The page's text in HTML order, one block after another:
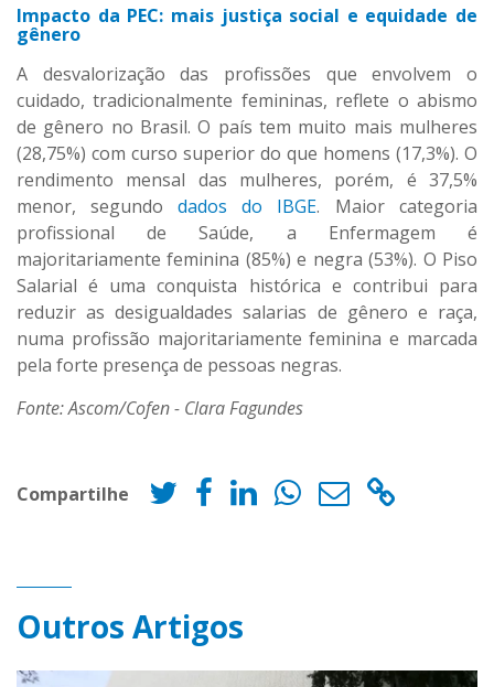
Impacto da PEC: mais justiça social e equidade de
gênero
A desvalorização das profissões que envolvem o
cuidado, tradicionalmente femininas, reflete o abismo
de gênero no Brasil. O país tem muito mais mulheres
(28,75%) com curso superior do que homens (17,3%). O
rendimento mensal das mulheres, porém, é 37,5%
menor, segundo dados do IBGE. Maior categoria
profissional de Saúde, a Enfermagem é
majoritariamente feminina (85%) e negra (53%). O Piso
Salarial é uma conquista histórica e contribui para
reduzir as desigualdades salarias de gênero e raça,
numa profissão majoritariamente feminina e marcada
pela forte presença de pessoas negras.
Fonte: Ascom/Cofen - Clara Fagundes
Compartilhe
Outros Artigos